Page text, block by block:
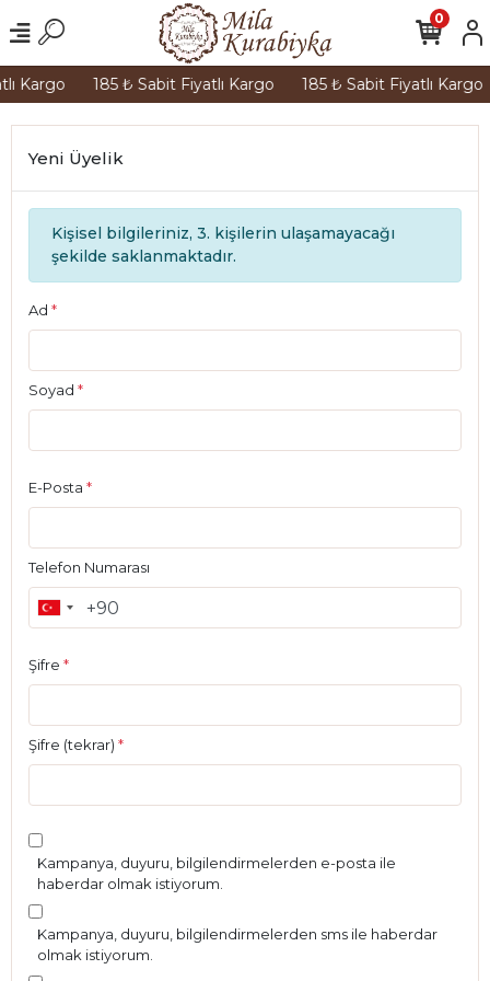
Kargo 185 ₺ Sabit Fiyatlı Kargo 185 ₺ Sabit Fiyatlı Kargo
0
Yeni Üyelik
Kişisel bilgileriniz, 3. kişilerin ulaşamayacağı
şekilde saklanmaktadır.
Ad *
Soyad *
E-Posta *
Telefon Numarası
Şifre *
Şifre (tekrar) *
Kampanya, duyuru, bilgilendirmelerden e-posta ile
haberdar olmak istiyorum.
Kampanya, duyuru, bilgilendirmelerden sms ile haberdar
olmak istiyorum.